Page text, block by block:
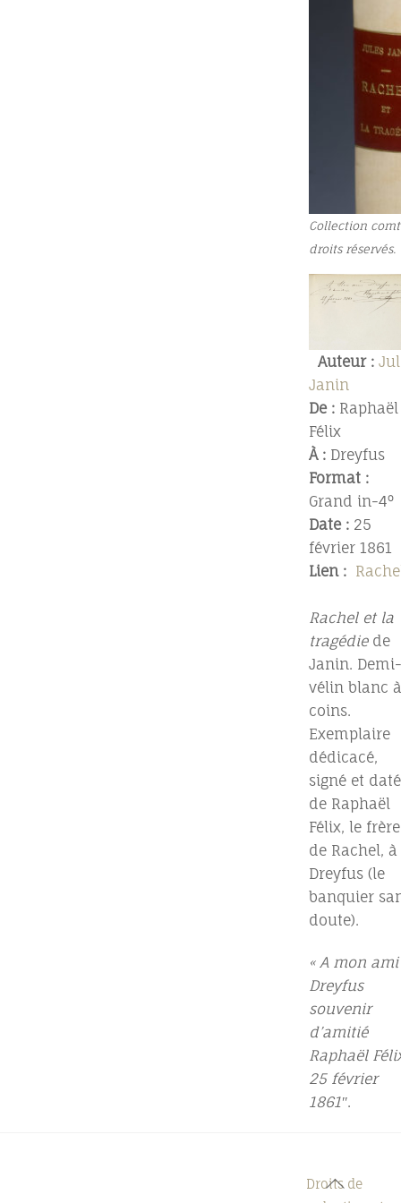
Collection
droits réservés.
Auteur :
Janin
De : Raphaël
Félix
À : Dreyfus
Format :
Grand in-4°
Date : 25
février 1861
Lien :
Rachel et la
tragédiede
Janin. Demi-
vélin blanc à
coins.
Exemplaire
dédicacé,
signé et daté
de Raphaël
Félix, le frère
de Rachel, à
Dreyfus (le
banquier
doute).
« A mon ami
Dreyfus
souvenir
d’amitié
Raphaël
25 février
1861″.
Back
Droits de